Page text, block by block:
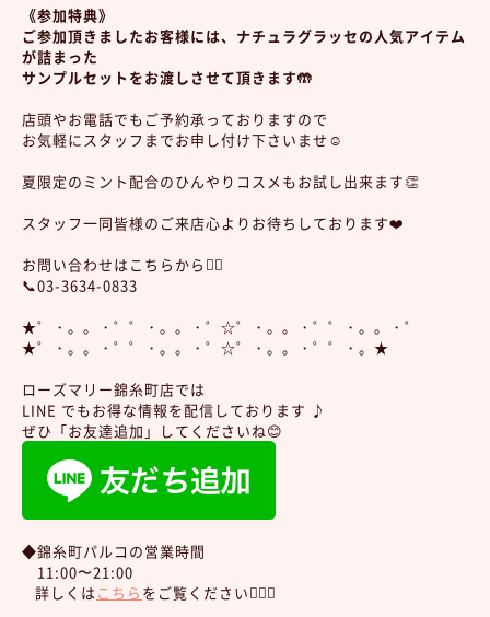
《参加特典》
ご参加頂きましたお客様には、ナチュラグラッセの人気アイテム
が詰まった
サンプルセットをお渡しさせて頂きます🤲
店頭やお電話でもご予約承っておりますので
お気軽にスタッフまでお申し付け下さいませ☺️
夏限定のミント配合のひんやりコスメもお試し出来ます👏
スタッフ一同皆様のご来店心よりお待ちしております❤️
お問い合わせはこちらから👇🏻
📞03-3634-0833
★゜・。。・゜゜・。。・゜☆゜・。。・゜゜・。。・゜
★゜・。。・゜゜・。。・゜☆゜・。。・゜゜・。★
ローズマリー錦糸町店では
LINE でもお得な情報を配信しております ♪
ぜひ「お友達追加」してくださいね😊
◆錦糸町パルコの営業時間
11:00〜21:00
詳しくは こちら をご覧ください💁🏻‍♀️